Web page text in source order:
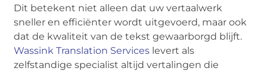
Dit betekent niet alleen dat uw vertaalwerk
sneller en efficiënter wordt uitgevoerd, maar ook
dat de kwaliteit van de tekst gewaarborgd blijft.
Wassink Translation Services levert als
zelfstandige specialist altijd vertalingen die